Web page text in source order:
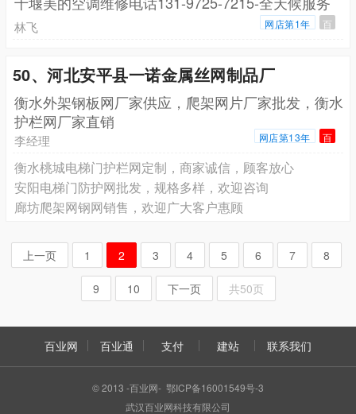
林飞 网店第1年 百
50、河北安平县一诺金属丝网制品厂
衡水外架钢板网厂家供应，爬架网片厂家批发，衡水
护栏网厂家直销
李经理 网店第13年 百
衡水桃城电梯门护栏网定制，商家诚信，顾客放心
安阳电梯门防护网批发，规格多样，欢迎咨询
廊坊爬架网钢网销售，欢迎广大客户惠顾
上一页 1 2 3 4 5 6 7 8
9 10 下一页 共50页
百业网 百业通 支付 建站 联系我们
© 2013 -百业网- 鄂ICP备16001549号-3
武汉百业网科技有限公司